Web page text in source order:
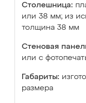
Столешница:
или 38 мм; из
толщина 38 мм
Стеновая
или с
Габариты:
размера